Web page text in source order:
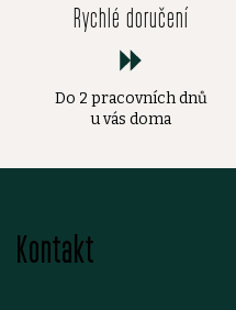
Rychlé doručení
Do 2 pracovních dnů
u vás doma
Kontakt